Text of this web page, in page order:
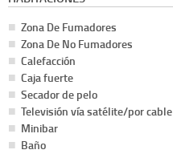
Zona De Fumadores
Zona De No Fumadores
Calefacción
Caja fuerte
Secador de pelo
Televisión vía satélite/por cable
Minibar
Baño